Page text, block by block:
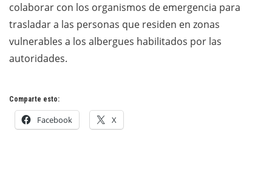
colaborar con los organismos de emergencia para
trasladar a las personas que residen en zonas
vulnerables a los albergues habilitados por las
autoridades.
Comparte esto:
Facebook X